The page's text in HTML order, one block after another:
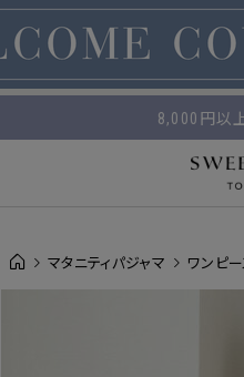
マタニティウェ
8,000円以
マタニティパジャマ ワンピ